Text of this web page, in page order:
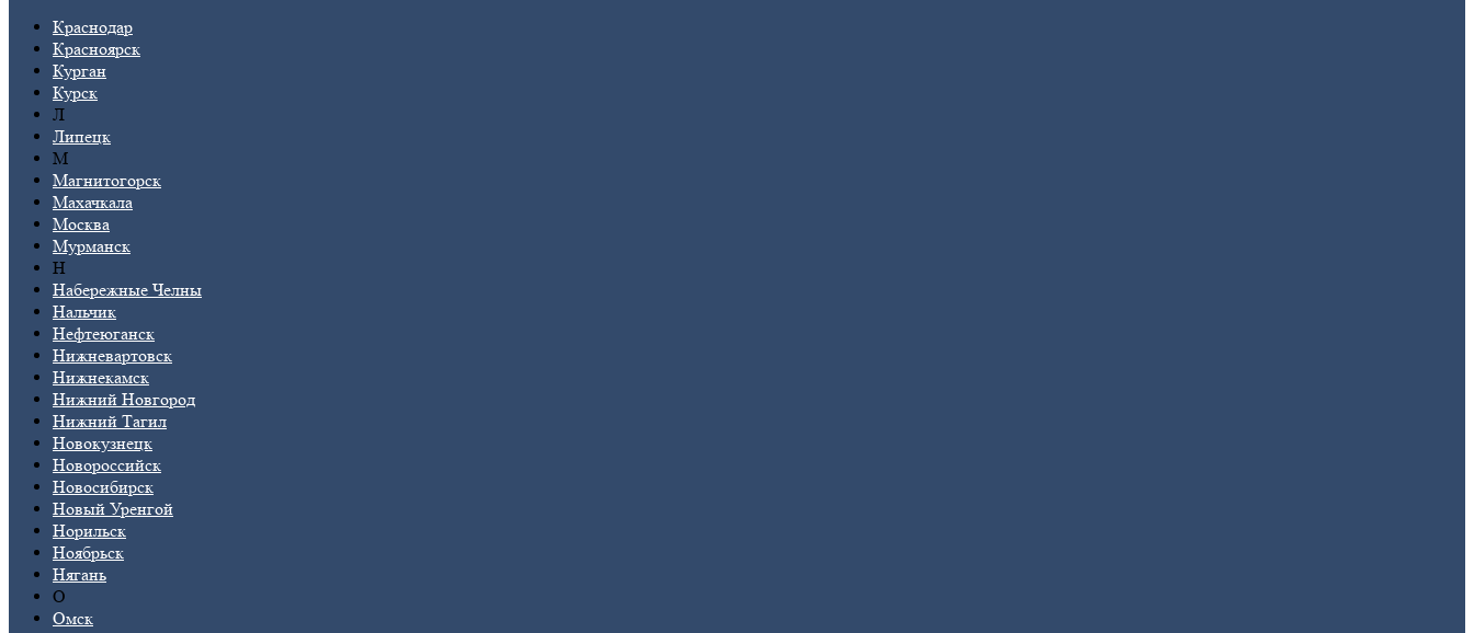
Краснодар
Красноярск
Курган
Курск
Л
Липецк
М
Магнитогорск
Махачкала
Москва
Мурманск
Н
Набережные Челны
Нальчик
Нефтеюганск
Нижневартовск
Нижнекамск
Нижний Новгород
Нижний Тагил
Новокузнецк
Новороссийск
Новосибирск
Новый Уренгой
Норильск
Ноябрьск
Нягань
О
Омск